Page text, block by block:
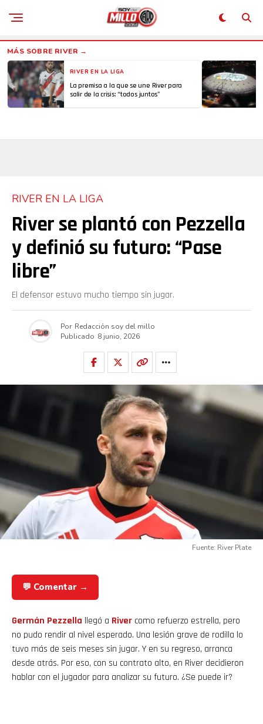
RIVER EN LA LIGA
La premisa a la que se une River para
salir de la crísis: “todos juntos”
RIVER EN LA LIGA
River se plantó con Pezzella
y definió su futuro: “Pase
libre”
El defensor estuvo mucho tiempo sin jugar.
Por Redacción soy del millo
Publicado 8 junio, 2026
Fuente: River Plate
💬 Comentar →
Germán Pezzella llegó a River como refuerzo estrella, pero
no pudo rendir al nivel esperado. Una lesión grave de rodilla lo
tuvo más de seis meses sin jugar. Y en su regreso, arranca
desde atrás. Por eso, con su contrato alto, en River decidieron
hablar con el jugador para analizar su futuro. ¿Se puede ir?